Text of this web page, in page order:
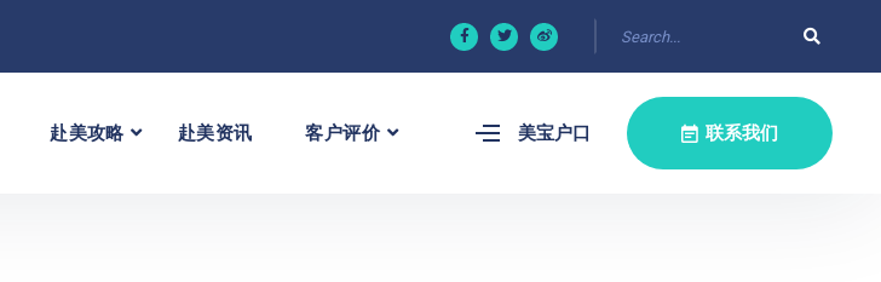
赴美攻略 赴美资讯 客户评价 美宝户口 联系我们